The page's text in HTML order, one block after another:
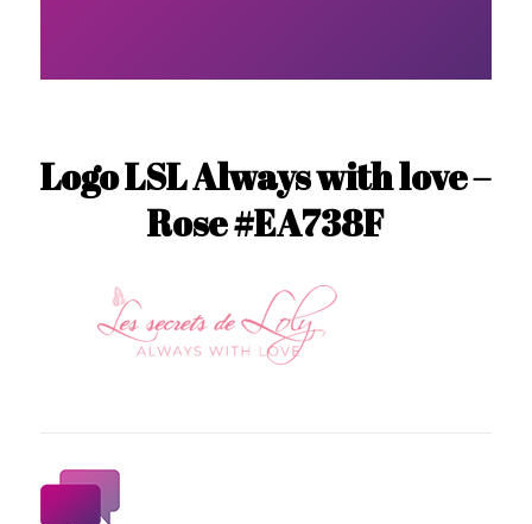
Logo LSL Always with love –
Rose #EA738F